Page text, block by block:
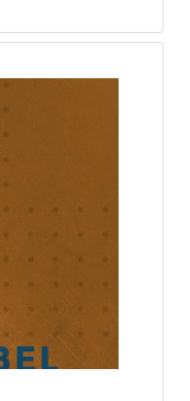
gemakkelijk